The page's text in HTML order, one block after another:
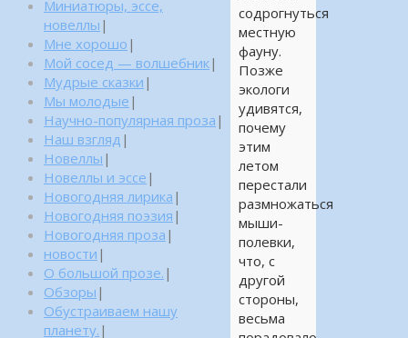
содрогнуться
местную
фауну.
Позже
экологи
удивятся,
почему
этим
летом
перестали
размножаться
мыши-
полевки,
что, с
другой
стороны,
весьма
Миниатюры, эссе,
новеллы |
Мне хорошо |
Мой сосед — волшебник|
Мудрые сказки |
Мы молодые |
Научно-популярная проза |
Наш взгляд |
Новеллы |
Новеллы и эссе |
Новогодняя лирика |
Новогодняя поэзия |
Новогодняя проза |
новости |
О большой прозе. |
Обзоры |
Обустраиваем нашу
планету. |